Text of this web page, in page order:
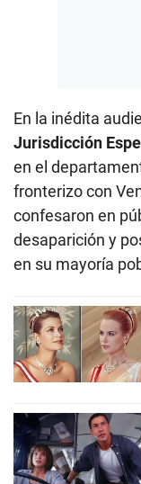
En la inédita
Jurisdicción
en el
fronterizo con
confesaron en
desaparición y
en su mayoría